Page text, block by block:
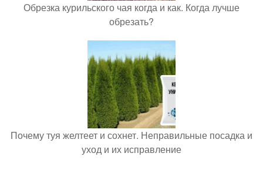
Обрезка курильского чая когда и как. Когда лучше
обрезать?
Почему туя желтеет и сохнет. Неправильные посадка и
уход и их исправление